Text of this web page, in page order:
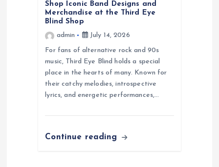
Shop Iconic Band Designs and
Merchandise at the Third Eye
Blind Shop
admin
July 14, 2026
For fans of alternative rock and 90s
music, Third Eye Blind holds a special
place in the hearts of many. Known for
their catchy melodies, introspective
lyrics, and energetic performances,…
Continue reading